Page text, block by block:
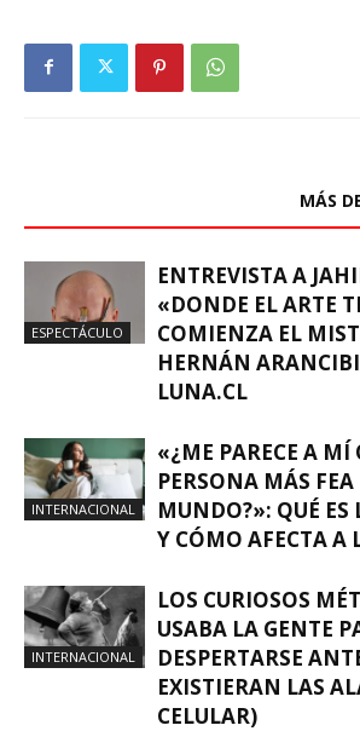
MÁS
ESPECTÁCULO
ENTREVISTA A
«DONDE EL ARTE
COMIENZA EL
HERNÁN
LUNA.CL
INTERNACIONAL
«¿ME PARECE A MÍ
PERSONA MÁS FEA
MUNDO?»: QUÉ ES
Y CÓMO AFECTA A
INTERNACIONAL
LOS CURIOSOS
USABA LA GENTE
DESPERTARSE
EXISTIERAN LAS
CELULAR)